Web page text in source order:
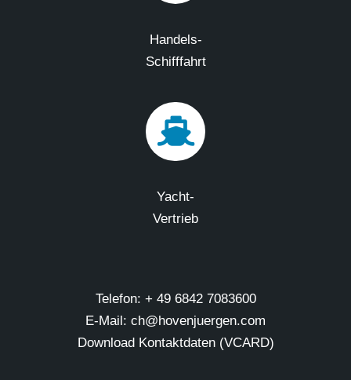
Handels-
Schifffahrt
Yacht-
Vertrieb
Telefon: + 49 6842 7083600
E-Mail: ch@hovenjuergen.com
Download Kontaktdaten (VCARD)